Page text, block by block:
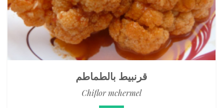
قرنبيط بالطماطم
Chiflor mchermel